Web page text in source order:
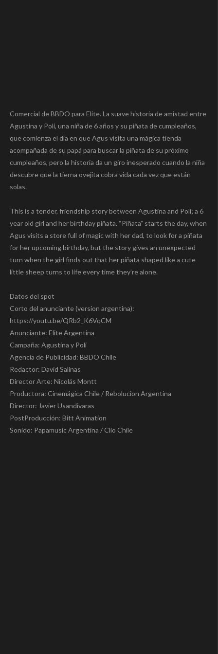
Comercial de BBDO para Elite. La suave historia de amistad entre
Agustina y Poli, una niña de 6 años y su piñata de cumpleaños,
que comienza el día en que Agus visita una mágica tienda
acompañada de su papá para buscar la piñata de su próximo
cumpleaños, pero la historia da un giro inesperado cuando la niña
descubre que la tierna ovejita cobra vida cada vez que están
solas.
This is a tender, friendship story between Agustina and Poli; a 6
year old girl and her birthday piñata. “Piñata” starts the day, when
Agus visits a store full of magic with her dad, to look for a piñata
for her upcoming birthday, but the story gives an unexpected
turn when the girl finds out that her piñata shaped like a cute
little sheep turns to life every time they’re alone.
Datos del spot
Corto del anunciante (version argentina):
https://youtu.be/QRb2_K6VqCM
Anunciante: Elite Argentina
Campaña: Agustina y Poli
Agencia de Publicidad: BBDO Chile
Redactor: David Salinas
Director Arte: Nicolás Montt
Productora: Cinemágica Chile / Rebolucion Argentina
Director: Javier Usandivaras
PostProducción: Bitt Animation
Sonido: Papamusic Argentina / Clio Chile